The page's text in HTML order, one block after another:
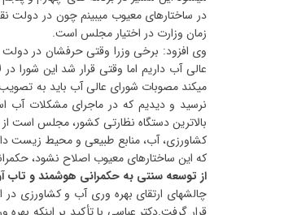
در ساختارهای معیوب میبینم چون در دولت
زمان وزارت در اختیار مجلس است.
وی افزود: برخی وزرا وقتی حرفشان در
عالی آب داریم اما وقتی قرار شد این شورا
میکند مصوبات شورای عالی آب باید به
نرسید و دیدیم که در ماجرای مشکلات آب
بالاترین دستگاه نظارتی کشور، مجلس
که این ساختارهای معیوب اصلاح نشود،
از توسعه سنتی به حکمرانی هوشمند و
چالشهای ارتقای بهره وری آب و کشاورزی